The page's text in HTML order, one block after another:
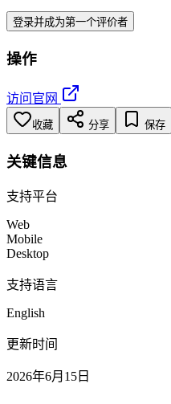
登录并成为第一个评价者
操作
访问官网
收藏 分享 保存
关键信息
支持平台
Web
Mobile
Desktop
支持语言
English
更新时间
2026年6月15日